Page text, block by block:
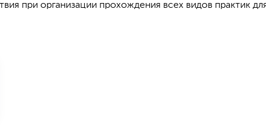
при организации прохождения всех видов практик